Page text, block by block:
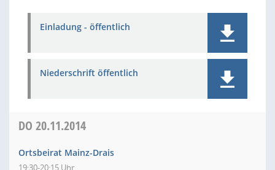
Einladung - öffentlich
Niederschrift öffentlich
DO 20.11.2014
Ortsbeirat Mainz-Drais
19:30-20:15 Uhr